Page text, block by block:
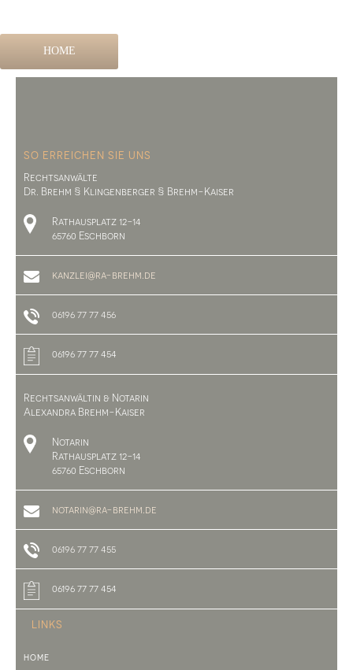
HOME
SO ERREICHEN SIE UNS
Rechtsanwälte
Dr. Brehm § Klingenberger § Brehm-Kaiser
Rathausplatz 12-14
65760 Eschborn
kanzlei@ra-brehm.de
06196 77 77 456
06196 77 77 454
Rechtsanwältin & Notarin
Alexandra Brehm-Kaiser
Notarin
Rathausplatz 12-14
65760 Eschborn
notarin@ra-brehm.de
06196 77 77 455
06196 77 77 454
LINKS
HOME